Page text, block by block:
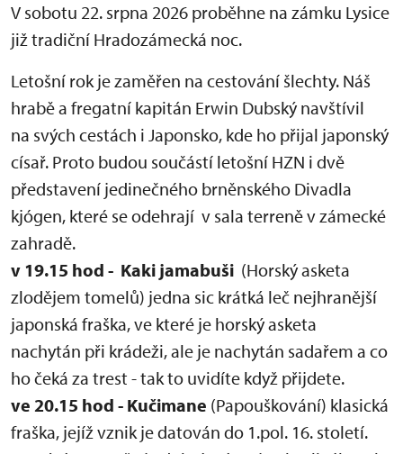
V sobotu 22. srpna 2026 proběhne na zámku Lysice
již tradiční Hradozámecká noc.
Letošní rok je zaměřen na cestování šlechty. Náš
hrabě a fregatní kapitán Erwin Dubský navštívil
na svých cestách i Japonsko, kde ho přijal japonský
císař. Proto budou součástí letošní HZN i dvě
představení jedinečného brněnského Divadla
kjógen, které se odehrají v sala terreně v zámecké
zahradě.
v 19.15 hod - Kaki jamabuši (Horský asketa
zlodějem tomelů) jedna sic krátká leč nejhranější
japonská fraška, ve které je horský asketa
nachytán při krádeži, ale je nachytán sadařem a co
ho čeká za trest - tak to uvidíte když přijdete.
ve 20.15 hod - Kučimane (Papouškování) klasická
fraška, jejíž vznik je datován do 1.pol. 16. století.